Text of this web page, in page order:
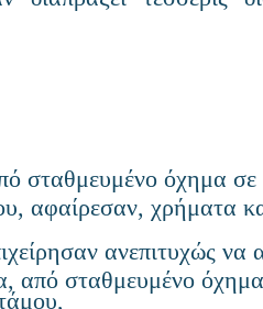
σταθμευμένο όχημα σε
αφαίρεσαν, χρήματα
ανεπιτυχώς να
από σταθμευμένο